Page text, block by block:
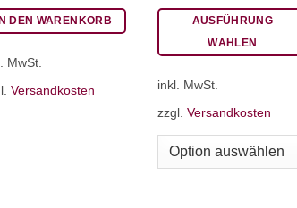
IN DEN WARENKORB
MwSt.
Versandkosten
AUSFÜHRUNG
WÄHLEN
Produkt
weist
Varianten
auf.
inkl. MwSt.
zzgl.Versandkosten